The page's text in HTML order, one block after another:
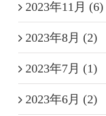
2023年11月 (6)
2023年8月 (2)
2023年7月 (1)
2023年6月 (2)